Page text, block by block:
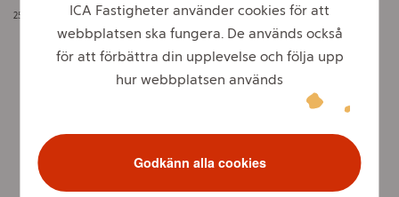
ICA Fastigheter använder cookies för att
webbplatsen ska fungera. De används också
för att förbättra din upplevelse och följa upp
hur webbplatsen används
Godkänn alla cookies
258 hyreslägenheter planeras i anslutning till de kommersiella ytorna.Illustration: Fojab